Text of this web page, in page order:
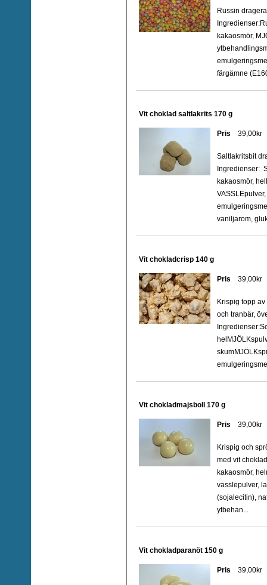
Russin
kakaosmör,
färgämne
Vit choklad saltlakrits 170 g
Pris 39,00kr
Saltlakritsbit
Ingredienser:
kakaosmör,
vaniljarom,
Vit chokladcrisp 140 g
Pris 39,00kr
Krispig topp
och tranbär,
Vit chokladmajsboll 170 g
Pris 39,00kr
Krispig och
med vit
kakaosmör,
vasslepulver,
(sojalecitin),
ytbehan...
Vit chokladparanöt 150 g
Pris 39,00kr